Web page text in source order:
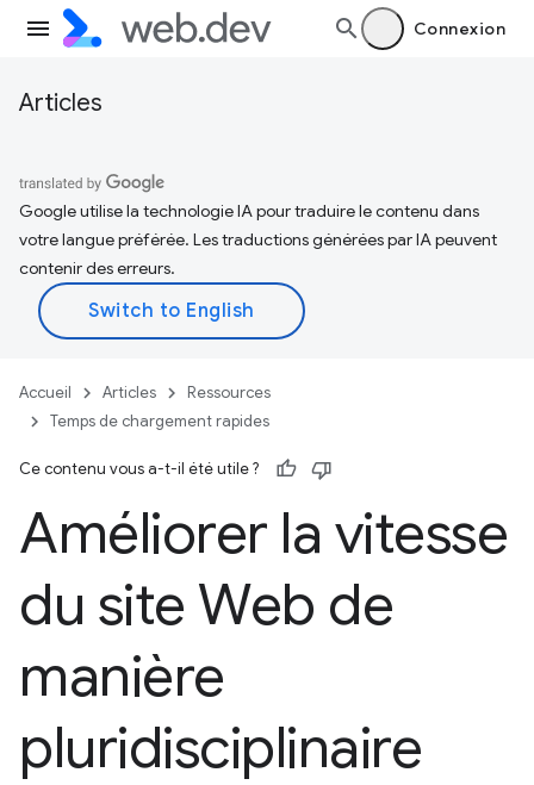
Connexion
Articles
Google utilise la technologie IA pour traduire le contenu dans
votre langue préférée. Les traductions générées par IA peuvent
contenir des erreurs.
Accueil Articles
Ressources
Temps de chargement rapides
Ce contenu vous a-t-il été utile ?
Améliorer la vitesse
du site Web de
manière
pluridisciplinaire